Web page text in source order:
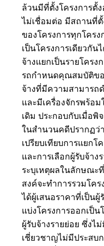
ล้วนมีที่ตั้งโครงการตั้
ไม่เชื่อมต่อ มีสถานที่
ของโครงการทุกโครง
เป็นโครงการเดียวกั
จ้างแยกเป็นรายโคร
รถกําหนดคุณสมบัติขอ
จ้างที่มีความสามารถ
และมีเครื่องจักรพร้อ
เดิม ประกอบกับเมื่อ
ในสํานวนคดีปรากฏว่
เปรียบเทียบการแยกโ
และการเลือกผู้รับจ้าง
ระบุเหตุผลในลักษณะ
สงค์จะทําการรวมโค
ได้ผู้เสนอราคาที่เป็น
แบ่งโครงการออกเป็น
ผู้รับจ้างรายย่อย ซึ่งไ
เชี่ยวชาญไม่มีประส